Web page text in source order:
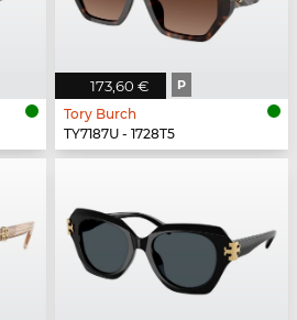
173,60 € P
Tory Burch
TY7187U - 1728T5